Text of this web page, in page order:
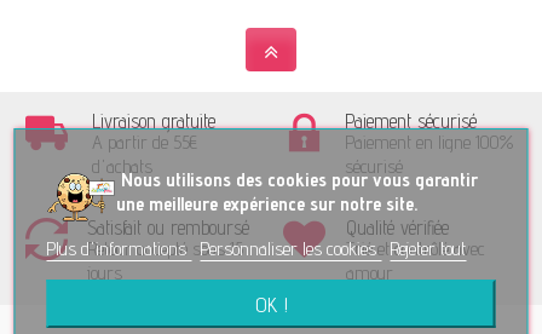
Livraison gratuite
A partir de 55€
d'achats
Paiement sécurisé
Paiement en ligne 100%
sécurisé
Satisfait ou remboursé
Retour accepté sous 15
jours
Qualité vérifiée
Trié et contrôlé avec
amour
Nous utilisons des cookies pour vous garantir
une meilleure expérience sur notre site.
Plus d'informations Personnaliser les cookies Rejeter tout
OK !